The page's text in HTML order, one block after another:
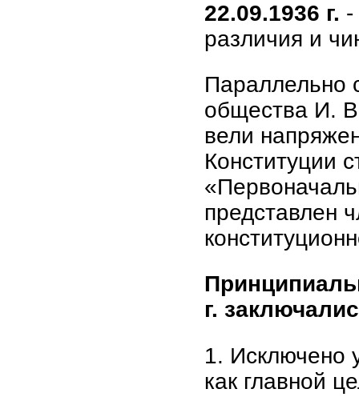
22.09.1936 г. -
различия и
Параллельно
общества И.
вели
Конституции
представлен
г.
1. Исключено
как главной